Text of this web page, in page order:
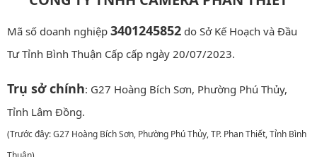
Mã số doanh nghiệp 3401245852 do Sở Kế Hoạch và Đầu
Tư Tỉnh Bình Thuận Cấp cấp ngày 20/07/2023.
Trụ sở chính: G27 Hoàng Bích Sơn, Phường Phú Thủy,
Tỉnh Lâm Đồng.
(Trước đây: G27 Hoàng Bích Sơn, Phường Phú Thủy, TP. Phan Thiết, Tỉnh Bình